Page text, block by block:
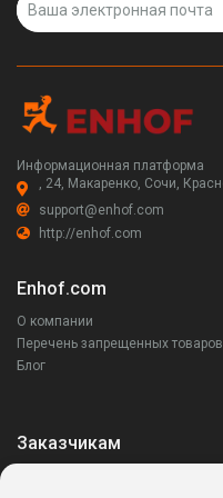
Информационная платформа
, 24, Макаренко, Сочи,
support@enhof.com
http://enhof.com
Enhof.com
О компании
Перечень запрещенных товаров
Блог
Заказчикам